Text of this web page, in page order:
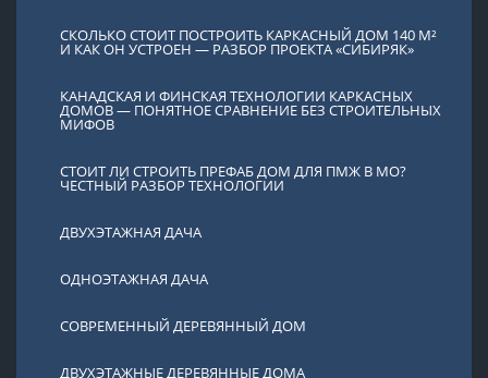
СКОЛЬКО СТОИТ ПОСТРОИТЬ КАРКАСНЫЙ ДОМ 140 М²
И КАК ОН УСТРОЕН — РАЗБОР ПРОЕКТА «СИБИРЯК»
КАНАДСКАЯ И ФИНСКАЯ ТЕХНОЛОГИИ КАРКАСНЫХ
ДОМОВ — ПОНЯТНОЕ СРАВНЕНИЕ БЕЗ СТРОИТЕЛЬНЫХ
МИФОВ
СТОИТ ЛИ СТРОИТЬ ПРЕФАБ ДОМ ДЛЯ ПМЖ В МО?
ЧЕСТНЫЙ РАЗБОР ТЕХНОЛОГИИ
ДВУХЭТАЖНАЯ ДАЧА
ОДНОЭТАЖНАЯ ДАЧА
СОВРЕМЕННЫЙ ДЕРЕВЯННЫЙ ДОМ
ДВУХЭТАЖНЫЕ ДЕРЕВЯННЫЕ ДОМА